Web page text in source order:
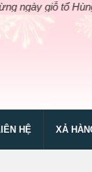
giỗ tổ Hùng
HỆ XẢ